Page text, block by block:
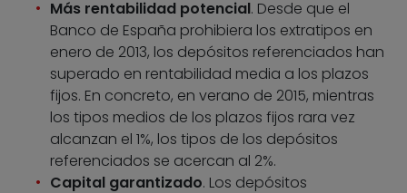
Más rentabilidad potencial. Desde que el
Banco de España prohibiera los extratipos en
enero de 2013, los depósitos referenciados han
superado en rentabilidad media a los plazos
fijos. En concreto, en verano de 2015, mientras
los tipos medios de los plazos fijos rara vez
alcanzan el 1%, los tipos de los depósitos
referenciados se acercan al 2%.
Capital garantizado. Los depósitos